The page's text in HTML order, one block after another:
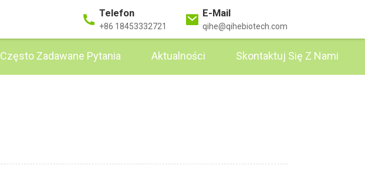
Telefon
+86 18453332721
E-Mail
qihe@qihebiotech.com
Często Zadawane Pytania Aktualności Skontaktuj Się Z Nami